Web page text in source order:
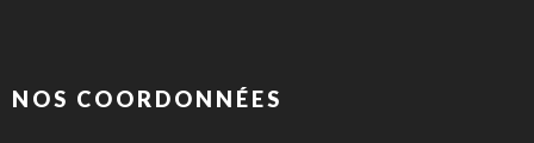
NOS COORDONNÉES